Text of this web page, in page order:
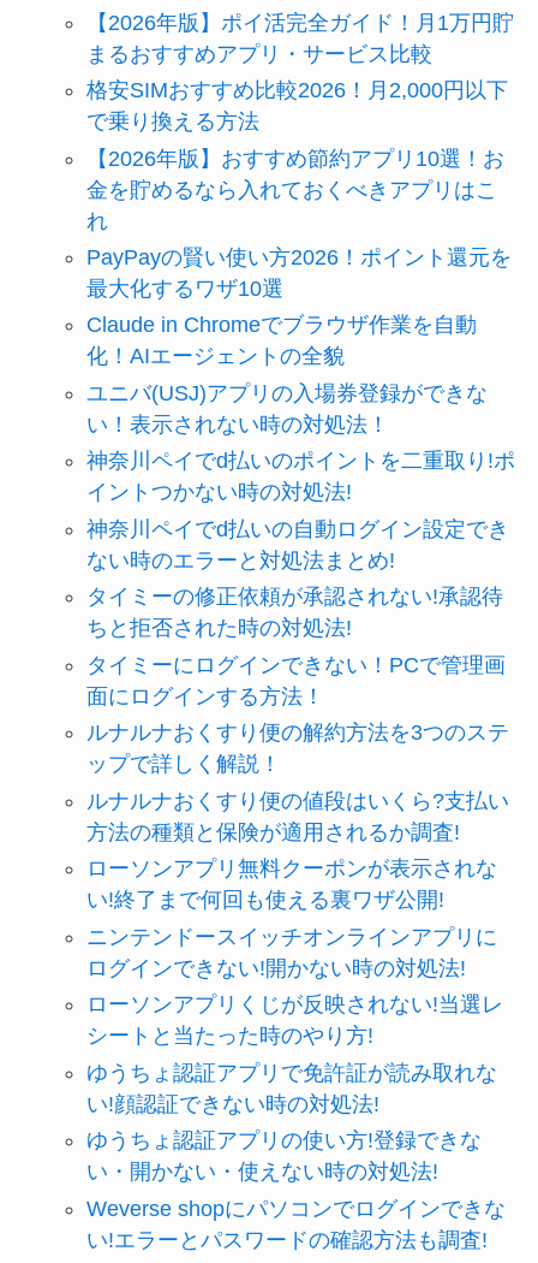
【2026年版】ポイ活完全ガイド！月1万円貯
まるおすすめアプリ・サービス比較
格安SIMおすすめ比較2026！月2,000円以下
で乗り換える方法
【2026年版】おすすめ節約アプリ10選！お
金を貯めるなら入れておくべきアプリはこ
れ
PayPayの賢い使い方2026！ポイント還元を
最大化するワザ10選
Claude in Chromeでブラウザ作業を自動
化！AIエージェントの全貌
ユニバ(USJ)アプリの入場券登録ができな
い！表示されない時の対処法！
神奈川ペイでd払いのポイントを二重取り!ポ
イントつかない時の対処法!
神奈川ペイでd払いの自動ログイン設定でき
ない時のエラーと対処法まとめ!
タイミーの修正依頼が承認されない!承認待
ちと拒否された時の対処法!
タイミーにログインできない！PCで管理画
面にログインする方法！
ルナルナおくすり便の解約方法を3つのステ
ップで詳しく解説！
ルナルナおくすり便の値段はいくら?支払い
方法の種類と保険が適用されるか調査!
ローソンアプリ無料クーポンが表示されな
い!終了まで何回も使える裏ワザ公開!
ニンテンドースイッチオンラインアプリに
ログインできない!開かない時の対処法!
ローソンアプリくじが反映されない!当選レ
シートと当たった時のやり方!
ゆうちょ認証アプリで免許証が読み取れな
い!顔認証できない時の対処法!
ゆうちょ認証アプリの使い方!登録できな
い・開かない・使えない時の対処法!
Weverse shopにパソコンでログインできな
い!エラーとパスワードの確認方法も調査!